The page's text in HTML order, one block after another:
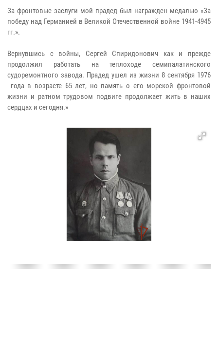
За фронтовые заслуги мой прадед был награжден медалью «За
победу над Германией в Великой Отечественной войне 1941-4945
гг.».
Вернувшись с войны, Сергей Спиридонович как и прежде
продолжил работать на теплоходе семипалатинского
судоремонтного завода. Прадед ушел из жизни 8 сентября 1976
года в возрасте 65 лет, но память о его морской фронтовой
жизни и ратном трудовом подвиге продолжает жить в наших
сердцах и сегодня.»